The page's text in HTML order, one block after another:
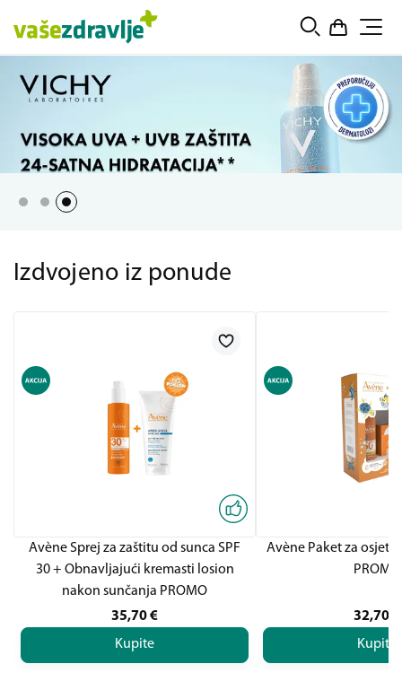
Izdvojeno iz ponude
Avène Sprej za zaštitu od sunca SPF
30 + Obnavljajući kremasti losion
nakon sunčanja PROMO
35,70€
Kupite
Avène Paket za
PROMO
32,70
Kupite